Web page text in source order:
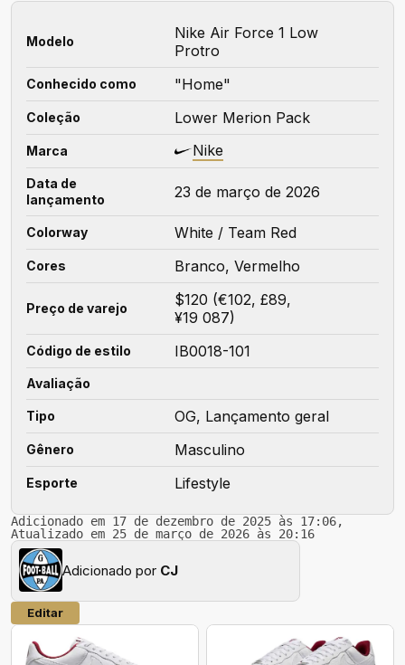
Modelo
Nike Air Force 1 Low
Protro
Conhecido como "Home"
Coleção Lower Merion Pack
Marca Nike
Data de
lançamento
23 de março de 2026
Colorway White / Team Red
Cores Branco, Vermelho
Preço de varejo
$120 (€102, £89,
¥19 087)
Código de estilo IB0018-101
Avaliação
Tipo OG, Lançamento geral
Gênero Masculino
Esporte Lifestyle
Adicionado em 17 de dezembro de 2025 às 17:06,
Atualizado em 25 de março de 2026 às 20:16
Adicionado por CJ
Editar